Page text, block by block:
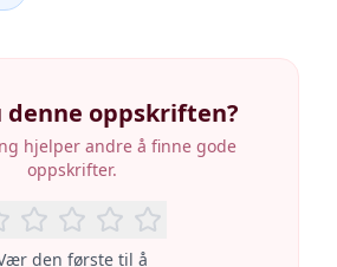
denne oppskriften?
hjelper andre å finne gode
oppskrifter.
den første til å